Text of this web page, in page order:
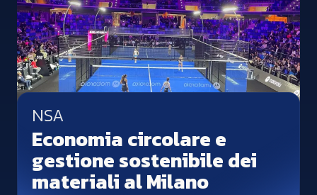
NSA
Economia circolare e
gestione sostenibile dei
materiali al Milano